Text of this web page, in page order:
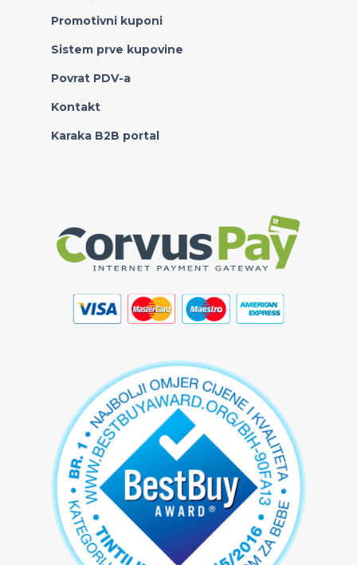
Promotivni kuponi
Sistem prve kupovine
Povrat PDV-a
Kontakt
Karaka B2B portal